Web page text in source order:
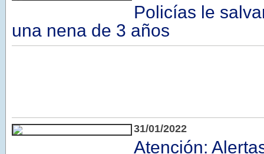
Policías le
una nena de 3 años
31/01/2022
Atención: